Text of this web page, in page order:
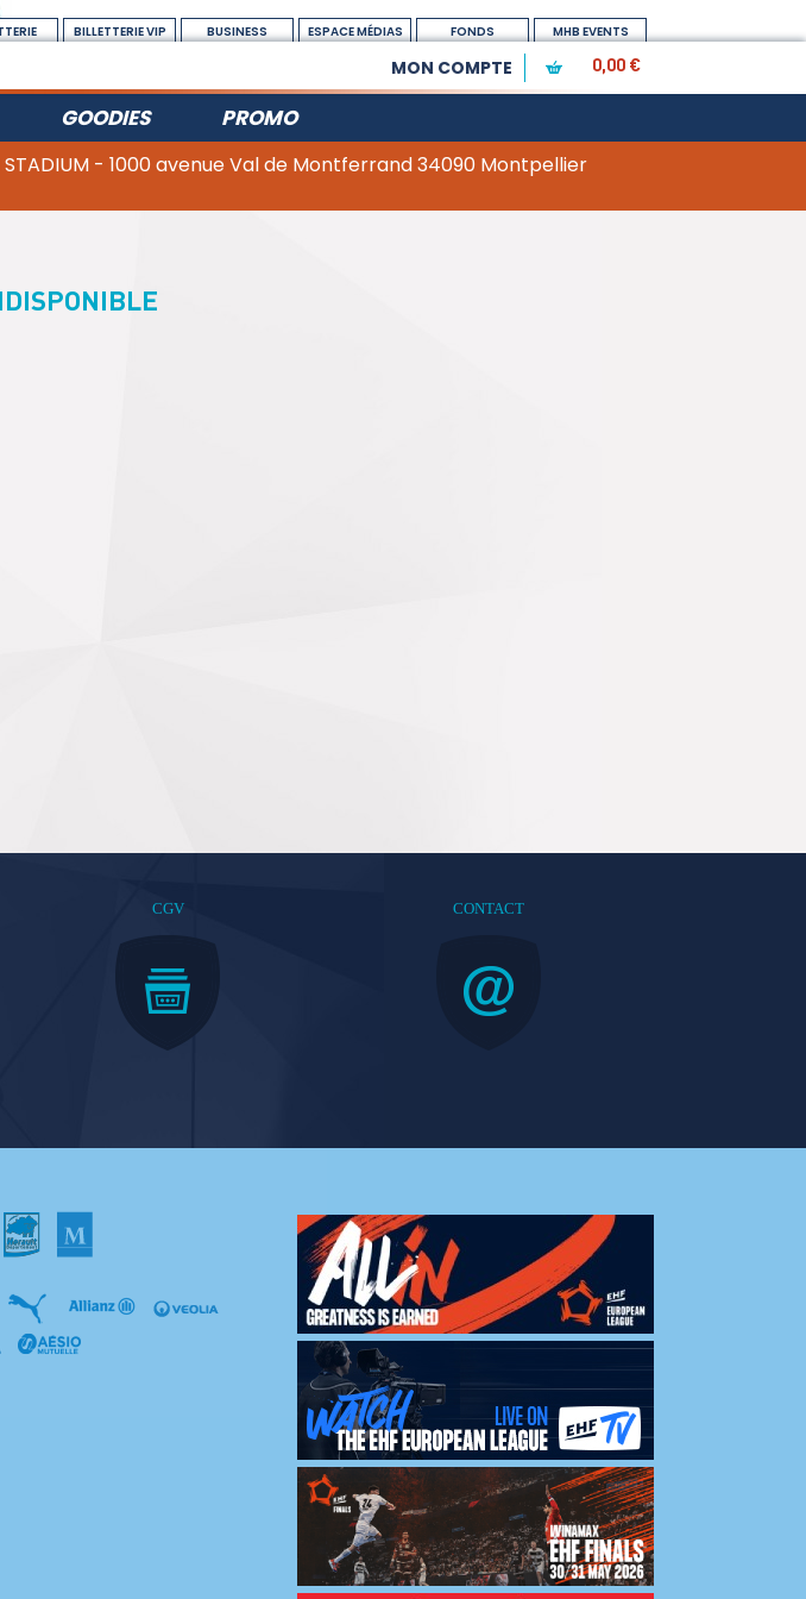
BILLETTERIE VIP BUSINESS ESPACE MÉDIAS
FONDS
DOTATION
MHB EVENTS
MON COMPTE 0,00 €
GOODIES PROMO
- 1000 avenue Val de Montferrand 34090 Montpellier
CGV CONTACT